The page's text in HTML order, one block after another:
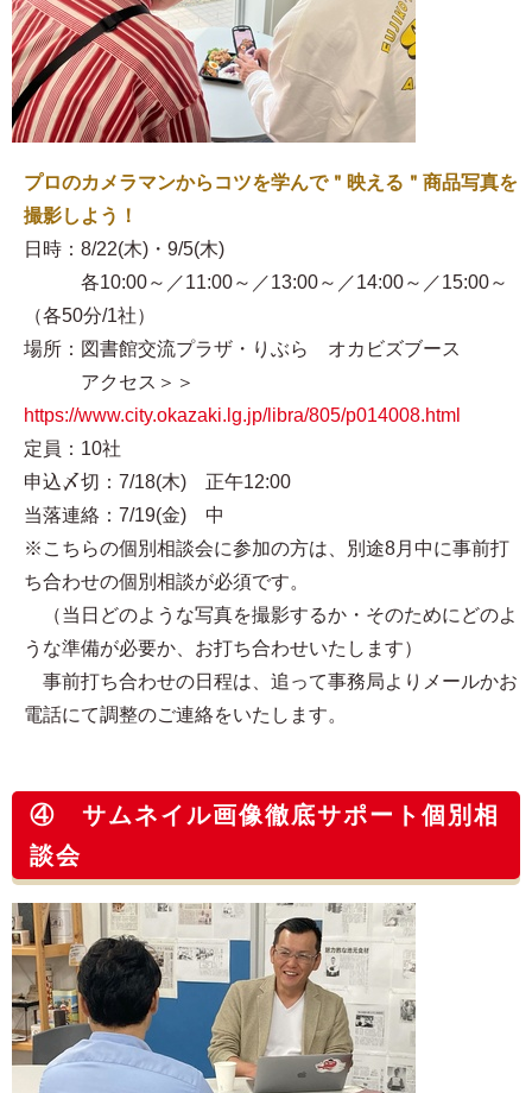
プロのカメラマンからコツを学んで＂映える＂商品写真を
撮影しよう！
日時：8/22(木)・9/5(木)
各10:00～／11:00～／13:00～／14:00～／15:00～
（各50分/1社）
場所：図書館交流プラザ・りぶら オカビズブース
アクセス＞＞
https://www.city.okazaki.lg.jp/libra/805/p014008.html
定員：10社
申込〆切：7/18(木) 正午12:00
当落連絡：7/19(金) 中
※こちらの個別相談会に参加の方は、別途8月中に事前打
ち合わせの個別相談が必須です。
（当日どのような写真を撮影するか・そのためにどのよ
うな準備が必要か、お打ち合わせいたします）
事前打ち合わせの日程は、追って事務局よりメールかお
電話にて調整のご連絡をいたします。
④ サムネイル画像徹底サポート個別相
談会